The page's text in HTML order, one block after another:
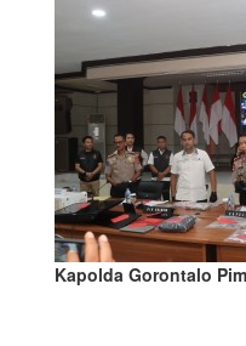
Kapolda Gorontalo